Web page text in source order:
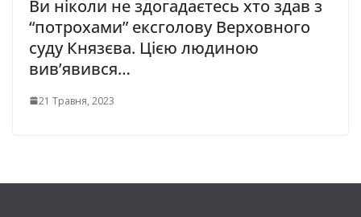
Ви ніколи не здогадаєтесь хто здав з
“потрохами” ексголову Верховного
суду Князєва. Цією людиною
вив’явився…
21 Травня, 2023